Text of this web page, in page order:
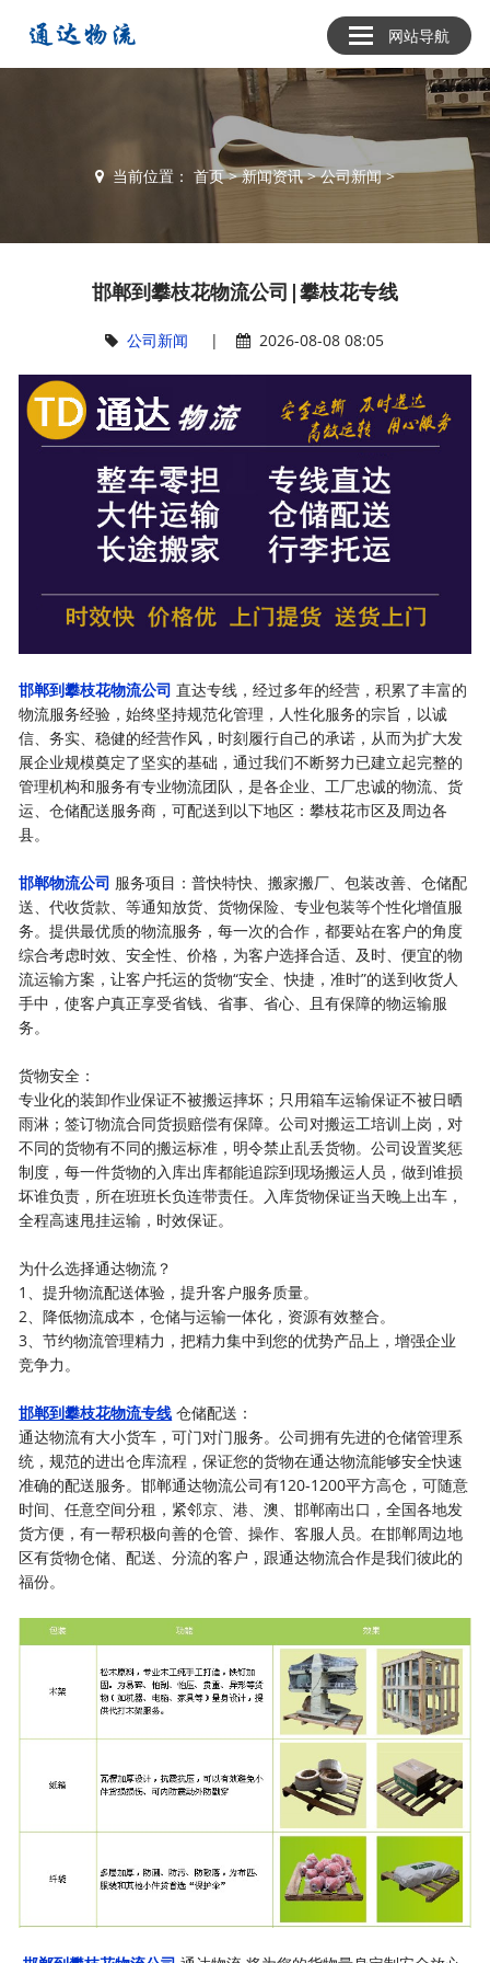
网站导航
当前位置： 首页>新闻资讯>公司新闻>
邯郸到攀枝花物流公司|攀枝花专线
公司新闻 | 2026-08-08 08:05
邯郸到攀枝花物流公司 直达专线，经过多年的经营，积累了丰富的
物流服务经验，始终坚持规范化管理，人性化服务的宗旨，以诚
信、务实、稳健的经营作风，时刻履行自己的承诺，从而为扩大发
展企业规模奠定了坚实的基础，通过我们不断努力已建立起完整的
管理机构和服务有专业物流团队，是各企业、工厂忠诚的物流、货
运、仓储配送服务商，可配送到以下地区：攀枝花市区及周边各
县。
邯郸物流公司 服务项目：普快特快、搬家搬厂、包装改善、仓储配
送、代收货款、等通知放货、货物保险、专业包装等个性化增值服
务。提供最优质的物流服务，每一次的合作，都要站在客户的角度
综合考虑时效、安全性、价格，为客户选择合适、及时、便宜的物
流运输方案，让客户托运的货物“安全、快捷，准时”的送到收货人
手中，使客户真正享受省钱、省事、省心、且有保障的物运输服
务。
货物安全：
专业化的装卸作业保证不被搬运摔坏；只用箱车运输保证不被日晒
雨淋；签订物流合同货损赔偿有保障。公司对搬运工培训上岗，对
不同的货物有不同的搬运标准，明令禁止乱丢货物。公司设置奖惩
制度，每一件货物的入库出库都能追踪到现场搬运人员，做到谁损
坏谁负责，所在班班长负连带责任。入库货物保证当天晚上出车，
全程高速甩挂运输，时效保证。
为什么选择通达物流？
1、提升物流配送体验，提升客户服务质量。
2、降低物流成本，仓储与运输一体化，资源有效整合。
3、节约物流管理精力，把精力集中到您的优势产品上，增强企业
竞争力。
邯郸到攀枝花物流专线 仓储配送：
通达物流有大小货车，可门对门服务。公司拥有先进的仓储管理系
统，规范的进出仓库流程，保证您的货物在通达物流能够安全快速
准确的配送服务。邯郸通达物流公司有120-1200平方高仓，可随意
时间、任意空间分租，紧邻京、港、澳、邯郸南出口，全国各地发
货方便，有一帮积极向善的仓管、操作、客服人员。在邯郸周边地
区有货物仓储、配送、分流的客户，跟通达物流合作是我们彼此的
福份。